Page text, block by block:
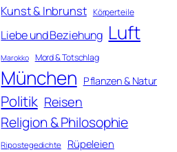
Kunst & Inbrunst Körperteile
Liebe und Beziehung Luft
Marokko Mord & Totschlag
München Pflanzen & Natur
Politik Reisen
Religion & Philosophie
Ripostegedichte Rüpeleien